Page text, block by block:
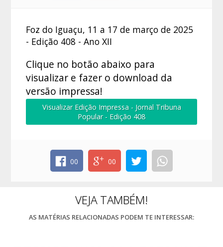
Foz do Iguaçu, 11 a 17 de março de 2025
- Edição 408 - Ano XII
Clique no botão abaixo para
visualizar e fazer o download da
versão impressa!
Visualizar Edição Impressa - Jornal Tribuna
Popular - Edição 408
00 00
VEJA TAMBÉM!
AS MATÉRIAS RELACIONADAS PODEM TE INTERESSAR: